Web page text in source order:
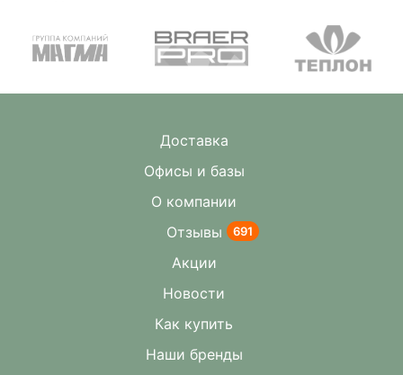
Доставка
Офисы и базы
О компании
Отзывы
691
Акции
Новости
Как купить
Наши бренды